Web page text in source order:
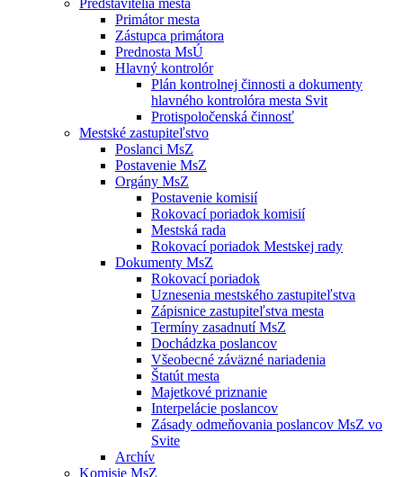
Predstavitelia mesta
Primátor mesta
Zástupca primátora
Prednosta MsÚ
Hlavný kontrolór
Plán kontrolnej činnosti a dokumenty
hlavného kontrolóra mesta Svit
Protispoločenská činnosť
Mestské zastupiteľstvo
Poslanci MsZ
Postavenie MsZ
Orgány MsZ
Postavenie komisií
Rokovací poriadok komisií
Mestská rada
Rokovací poriadok Mestskej rady
Dokumenty MsZ
Rokovací poriadok
Uznesenia mestského zastupiteľstva
Zápisnice zastupiteľstva mesta
Termíny zasadnutí MsZ
Dochádzka poslancov
Všeobecné záväzné nariadenia
Štatút mesta
Majetkové priznanie
Interpelácie poslancov
Zásady odmeňovania poslancov MsZ vo
Svite
Archív
Komisie MsZ